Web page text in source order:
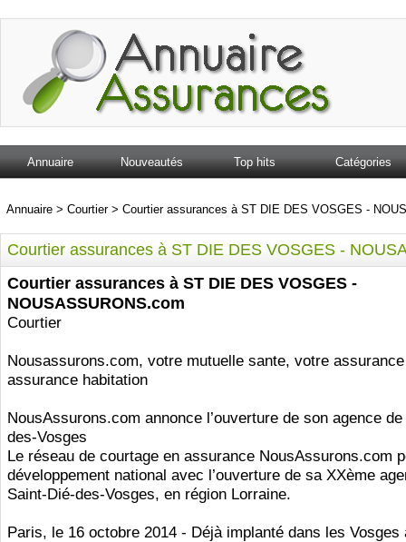
Annuaire Nouveautés Top hits Catégories
Annuaire > Courtier> Courtier assurances à ST DIE DES VOSGES -
Courtier assurances à ST DIE DES VOSGES -
Courtier assurances à ST DIE DES VOSGES -
NOUSASSURONS.com
Courtier
Nousassurons.com, votre mutuelle sante, votre
assurance habitation
NousAssurons.com annonce l’ouverture de son agence
des-Vosges
Le réseau de courtage en assurance NousAssurons.com
développement national avec l’ouverture de sa XXème
Saint-Dié-des-Vosges, en région Lorraine.
Paris, le 16 octobre 2014 - Déjà implanté dans les Vosges